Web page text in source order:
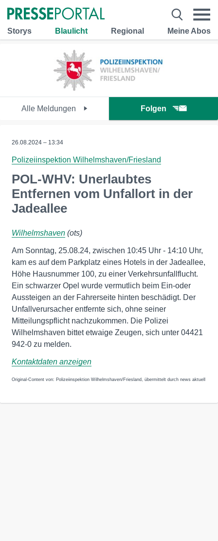
Storys Blaulicht Regional Meine Abos
Alle Meldungen Folgen
26.08.2024 – 13:34
Polizeiinspektion Wilhelmshaven/Friesland
POL-WHV: Unerlaubtes
Entfernen vom Unfallort in der
Jadeallee
Wilhelmshaven (ots)
Am Sonntag, 25.08.24, zwischen 10:45 Uhr - 14:10 Uhr,
kam es auf dem Parkplatz eines Hotels in der Jadeallee,
Höhe Hausnummer 100, zu einer Verkehrsunfallflucht.
Ein schwarzer Opel wurde vermutlich beim Ein-oder
Aussteigen an der Fahrerseite hinten beschädigt. Der
Unfallverursacher entfernte sich, ohne seiner
Mitteilungspflicht nachzukommen. Die Polizei
Wilhelmshaven bittet etwaige Zeugen, sich unter 04421
942-0 zu melden.
Kontaktdaten anzeigen
Original-Content von: Polizeiinspektion Wilhelmshaven/Friesland, übermittelt durch news aktuell